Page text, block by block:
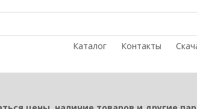
Каталог
Контакты